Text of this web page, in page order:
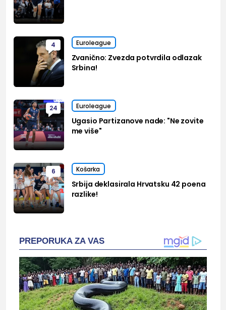
4 Euroleague
Zvanično: Zvezda potvrdila odlazak
Srbina!
24 Euroleague
Ugasio Partizanove nade: "Ne zovite
me više"
6 Košarka
Srbija deklasirala Hrvatsku 42 poena
razlike!
PREPORUKA ZA VAS